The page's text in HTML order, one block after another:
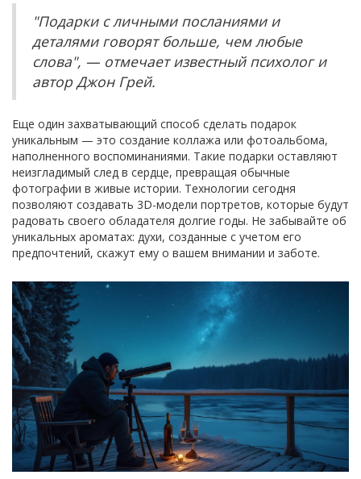
"Подарки с личными посланиями и
деталями говорят больше, чем любые
слова", — отмечает известный психолог и
автор Джон Грей.
Еще один захватывающий способ сделать подарок
уникальным — это создание коллажа или фотоальбома,
наполненного воспоминаниями. Такие подарки оставляют
неизгладимый след в сердце, превращая обычные
фотографии в живые истории. Технологии сегодня
позволяют создавать 3D-модели портретов, которые будут
радовать своего обладателя долгие годы. Не забывайте об
уникальных ароматах: духи, созданные с учетом его
предпочтений, скажут ему о вашем внимании и заботе.